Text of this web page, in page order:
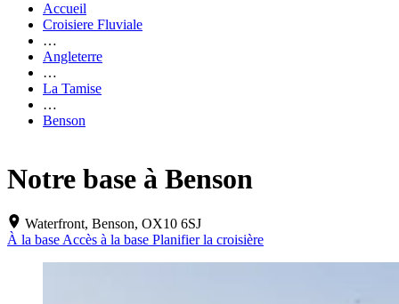
Accueil
Croisiere Fluviale
…
Angleterre
…
La Tamise
…
Benson
Notre base à Benson
Waterfront, Benson, OX10 6SJ
À la base Accès à la base Planifier la croisière